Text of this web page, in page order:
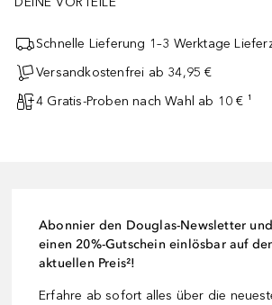
Schnelle Lieferung 1–3 Werktage
Versandkostenfrei ab 34,95 €
4 Gratis-Proben nach Wahl ab 10 € ¹
Abonnier den Douglas-Newsletter
einen 20%-Gutschein einlösbar auf
aktuellen Preis²!
Erfahre ab sofort alles über die